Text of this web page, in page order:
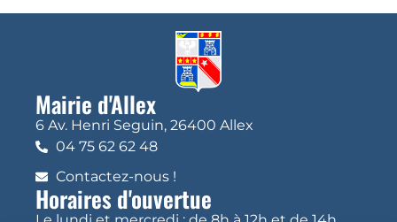
Mairie d'Allex
6 Av. Henri Seguin, 26400 Allex
04 75 62 62 48
Contactez-nous !
Horaires d'ouvertue